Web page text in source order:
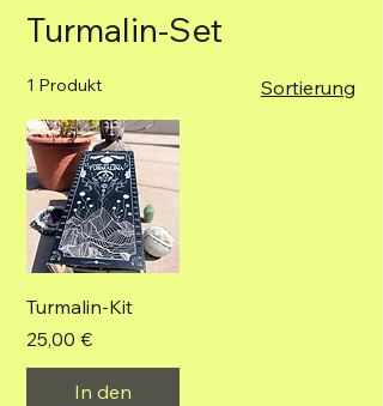
Turmalin-Set
1 Produkt Sortierung
Turmalin-Kit
Preis
25,00 €
In den